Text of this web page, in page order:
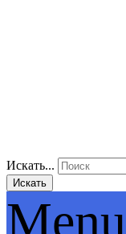
Искать...
Искать
Menu